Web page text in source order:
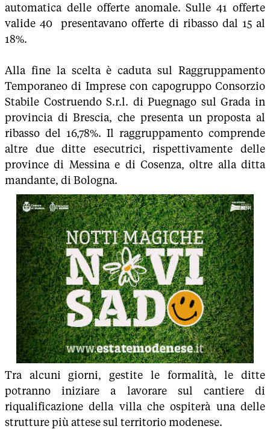
automatica delle offerte anomale. Sulle 41 offerte
valide 40 presentavano offerte di ribasso dal 15 al
18%.
Alla fine la scelta è caduta sul Raggruppamento
Temporaneo di Imprese con capogruppo Consorzio
Stabile Costruendo S.r.l. di Puegnago sul Grada in
provincia di Brescia, che presenta un proposta al
ribasso del 16,78%. Il raggruppamento comprende
altre due ditte esecutrici, rispettivamente delle
province di Messina e di Cosenza, oltre alla ditta
mandante, di Bologna.
Tra alcuni giorni, gestite le formalità, le ditte
potranno iniziare a lavorare sul cantiere di
riqualificazione della villa che ospiterà una delle
strutture più attese sul territorio modenese.